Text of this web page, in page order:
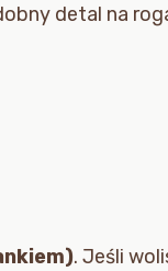
detal na
. Jeśli